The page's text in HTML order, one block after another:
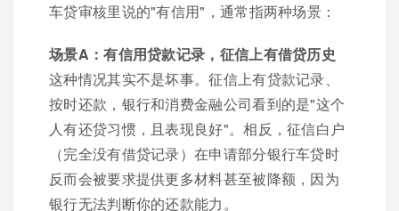
车贷审核里说的"有信用"，通常指两种场景：
场景A：有信用贷款记录，征信上有借贷历史
这种情况其实不是坏事。征信上有贷款记录、
按时还款，银行和消费金融公司看到的是"这个
人有还贷习惯，且表现良好"。相反，征信白户
（完全没有借贷记录）在申请部分银行车贷时
反而会被要求提供更多材料甚至被降额，因为
银行无法判断你的还款能力。